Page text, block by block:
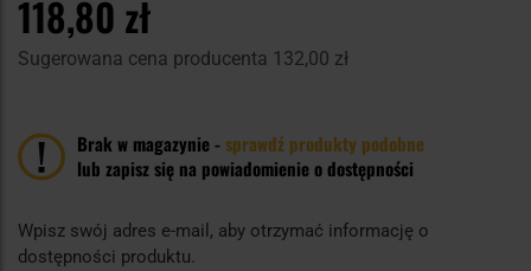
118,80 zł
Sugerowana cena producenta 132,00 zł
Brak w magazynie -sprawdź produkty podobne
lub zapisz się na powiadomienie o dostępności
Wpisz swój adres e-mail, aby otrzymać informację o
dostępności produktu.